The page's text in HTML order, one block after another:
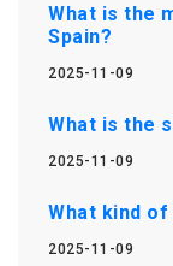
What is the
Spain?
2025-11-09
What is the
2025-11-09
What kind of
2025-11-09